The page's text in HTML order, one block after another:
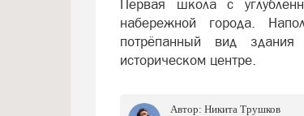
Первая школа с
набережной города.
потрёпанный вид
историческом центре.
Автор: Никита Трушков